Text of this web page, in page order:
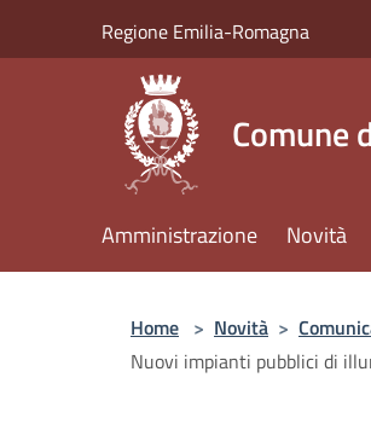
Regione Emilia-Romagna
Comune
Amministrazione Novità
Home > Novità >
Nuovi impianti pubblici di